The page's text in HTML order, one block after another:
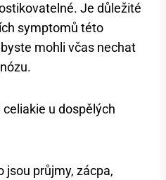
Je důležité
symptomů této
mohli včas nechat
u dospělých
jsou průjmy, zácpa,